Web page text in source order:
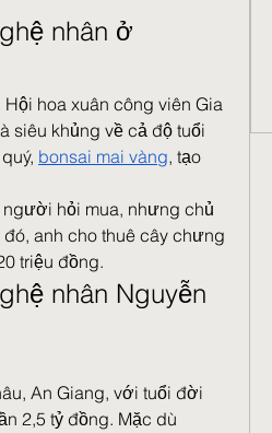
nhân ở
hoa xuân công viên Gia
siêu khủng về cả độ tuổi
bonsai mai vàng, tạo
hỏi mua, nhưng chủ
anh cho thuê cây chưng
triệu đồng.
nhân Nguyễn
An Giang, với tuổi đời
2,5 tỷ đồng. Mặc dù